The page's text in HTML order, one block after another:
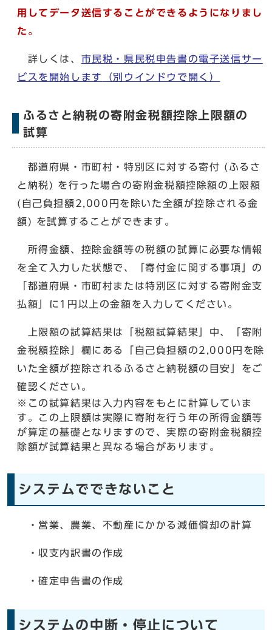
用してデータ送信することができるようになりまし
た。
詳しくは、 市民税・県民税申告書の電子送信サー
ビスを開始します
（別ウインドウで開く）
ふるさと納税の寄附金税額控除上限額の
試算
都道府県・市町村・特別区に対する寄付 (ふるさ
と納税) を行った場合の寄附金税額控除額の上限額
(自己負担額2,000円を除いた全額が控除される金
額) を試算することができます。
所得金額、控除金額等の税額の試算に必要な情報
を全て入力した状態で、「寄付金に関する事項」の
「都道府県・市町村または特別区に対する寄附金支
払額」に1円以上の金額を入力してください。
上限額の試算結果は「税額試算結果」中、「寄附
金税額控除」欄にある「自己負担額の2,000円を除
いた全額が控除されるふるさと納税額の目安」をご
確認ください。
※この試算結果は入力内容をもとに計算していま
す。この上限額は実際に寄附を行う年の所得金額等
が算定の基礎となりますので、実際の寄附金税額控
除額が試算結果と異なる場合があります。
システムでできないこと
・営業、農業、不動産にかかる減価償却の計算
・収支内訳書の作成
・確定申告書の作成
システムの中断・停止について